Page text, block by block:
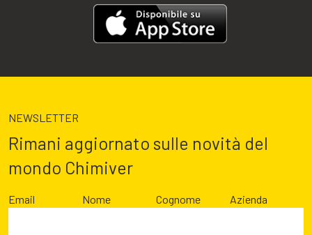
NEWSLETTER
Rimani aggiornato sulle novità del
mondo Chimiver
Email Nome Cognome Azienda